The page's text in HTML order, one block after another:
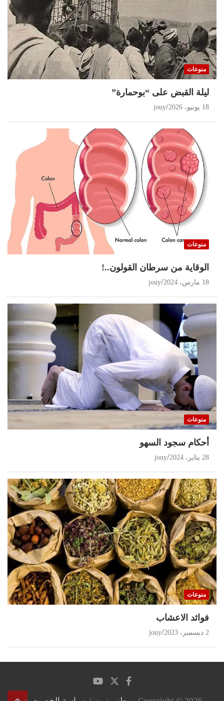
منوعات
ليلة القبض على “بوحمارة”
18 يونيو، 2026 jouy
منوعات
الوقاية من سرطان القولون..!
18 مارس، 2024 jouy
منوعات
أحكام سجود السهو
28 يناير، 2024 jouy
منوعات
‏فوائد الاعشاب
2 ديسمبر، 2023 jouy